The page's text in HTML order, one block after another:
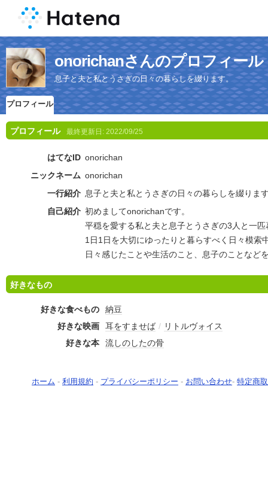
onorichanさんのプロフィール
息子と夫と私とうさぎの日々の暮らしを綴ります。
プロフィール
プロフィール 最終更新日: 2022/09/25
はてなID onorichan
ニックネーム onorichan
一行紹介 息子と夫と私とうさぎの日々の暮らしを綴りま
自己紹介 初めましてonorichanです。
平穏を愛する私と夫と息子とうさぎの3人と一匹
1日1日を大切にゆったりと暮らすべく日々模索
日々感じたことや生活のこと、息子のことなど
好きなもの
好きな食べもの
納豆
好きな映画
耳をすませば / リトルヴォイス
好きな本
流しのしたの骨
ホーム - 利用規約 - プライバシーポリシー - お問い合わせ- 特定商